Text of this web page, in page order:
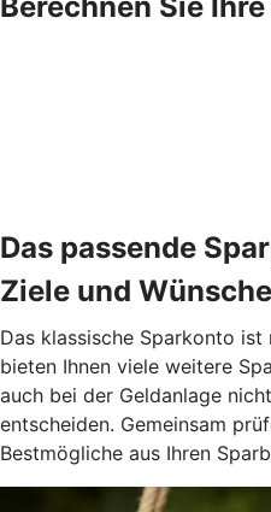
Das passende
Ziele und Wünsche
Das klassische Sparkonto
bieten Ihnen viele weitere
auch bei der Geldanlage
entscheiden. Gemeinsam
Bestmögliche aus Ihren